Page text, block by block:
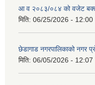
आ व २०८३/०८४ को वजेट
मिति: 06/25/2026 - 12:00
छेडागाड नगरपालिकाको नगर
मिति: 06/05/2026 - 12:07